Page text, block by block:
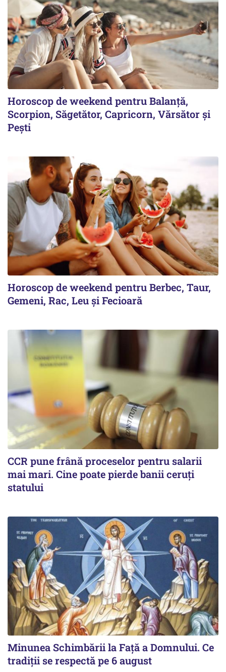
Horoscop de weekend pentru Balanță,
Scorpion, Săgetător, Capricorn, Vărsător și
Pești
Horoscop de weekend pentru Berbec, Taur,
Gemeni, Rac, Leu și Fecioară
CCR pune frână proceselor pentru salarii
mai mari. Cine poate pierde banii ceruți
statului
Minunea Schimbării la Față a Domnului. Ce
tradiții se respectă pe 6 august